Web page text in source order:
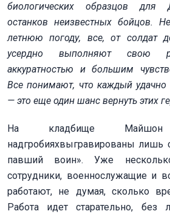
биологических образцов для
останков неизвестных бойцов.
летнюю погоду, все, от солдат
усердно выполняют свою
аккуратностью и большим
Все понимают, что каждый удачно
— это еще один шанс вернуть этих
На кладбище
надгробияхвыгравированы лишь
павший воин». Уже
сотрудники, военнослужащие и
работают, не думая, сколько
Работа идет старательно,